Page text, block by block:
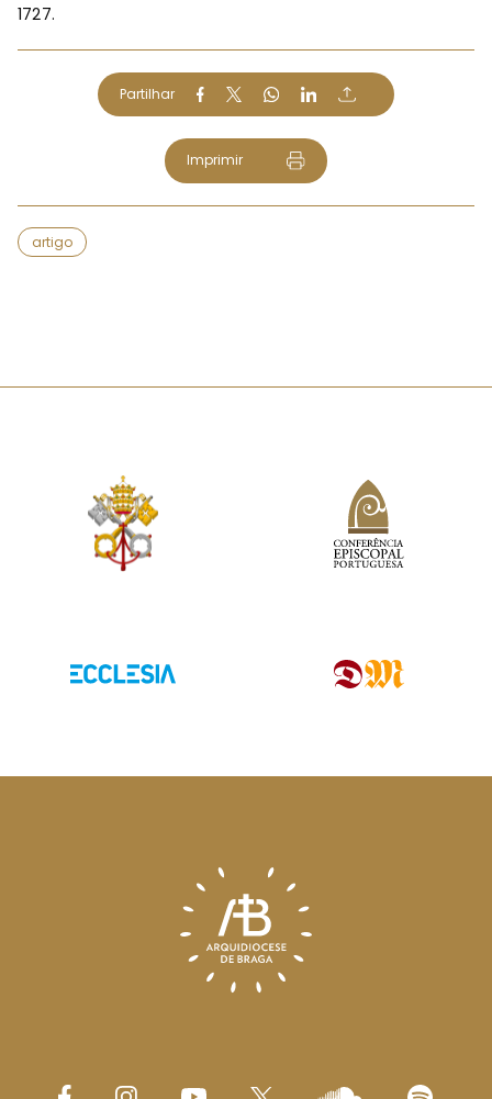
1727.
Partilhar
Imprimir
artigo